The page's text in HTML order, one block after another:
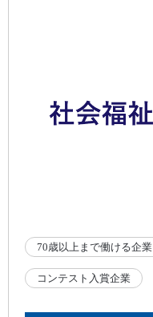
70歳以上まで働ける企業
コンテスト入賞企業